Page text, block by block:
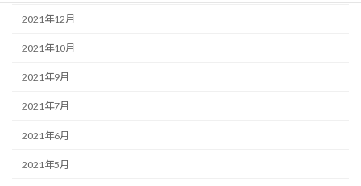
2021年12月
2021年10月
2021年9月
2021年7月
2021年6月
2021年5月